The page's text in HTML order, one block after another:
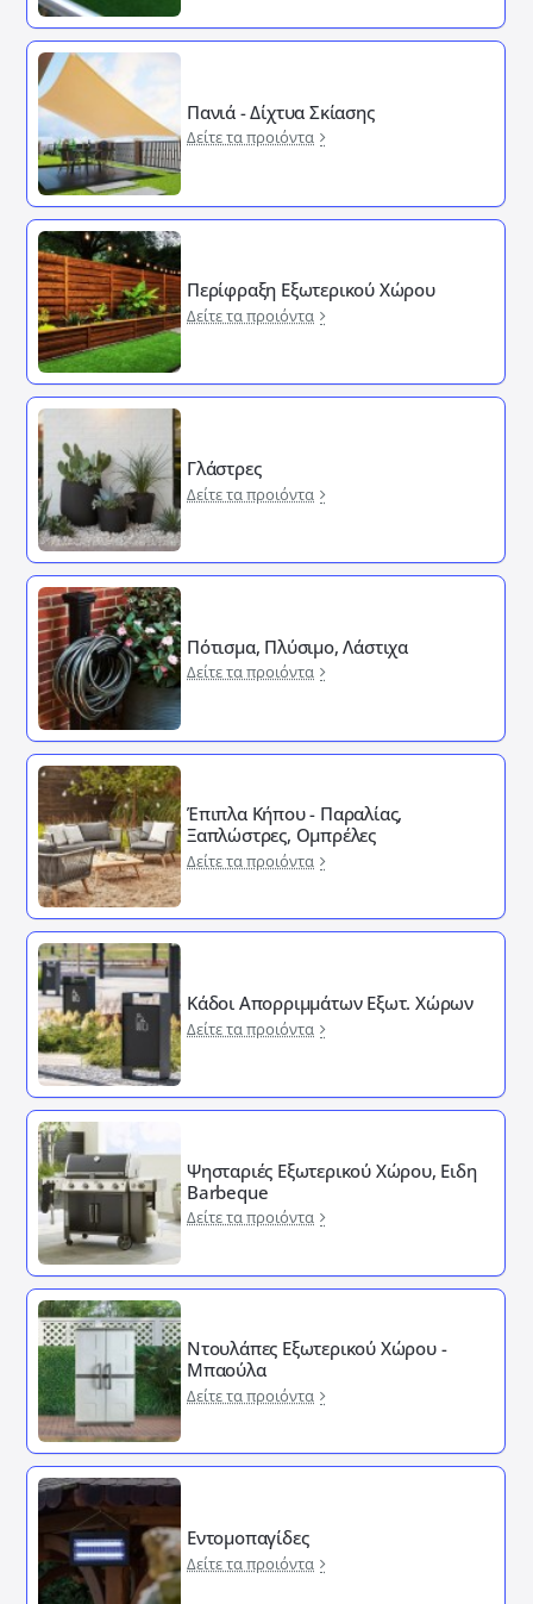
Πανιά - Δίχτυα Σκίασης
Δείτε τα προιόντα
Περίφραξη Εξωτερικού Χώρου
Δείτε τα προιόντα
Γλάστρες
Δείτε τα προιόντα
Πότισμα, Πλύσιμο, Λάστιχα
Δείτε τα προιόντα
Έπιπλα Κήπου - Παραλίας,
Ξαπλώστρες, Ομπρέλες
Δείτε τα προιόντα
Κάδοι Απορριμμάτων Εξωτ. Χώρων
Δείτε τα προιόντα
Ψησταριές Εξωτερικού Χώρου, Ειδη
Barbeque
Δείτε τα προιόντα
Ντουλάπες Εξωτερικού Χώρου -
Μπαούλα
Δείτε τα προιόντα
Εντομοπαγίδες
Δείτε τα προιόντα